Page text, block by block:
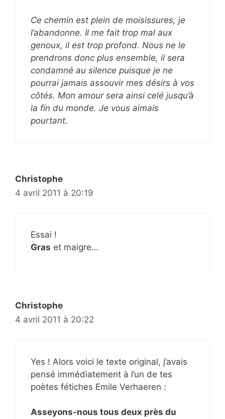
Ce chemin est plein de moisissures, je
l’abandonne. Il me fait trop mal aux
genoux, il est trop profond. Nous ne le
prendrons donc plus ensemble, il sera
condamné au silence puisque je ne
pourrai jamais assouvir mes désirs à vos
côtés. Mon amour sera ainsi celé jusqu’à
la fin du monde. Je vous aimais
pourtant.
Christophe
4 avril 2011 à 20:19
Essai !
Gras et maigre…
Christophe
4 avril 2011 à 20:22
Yes ! Alors voici le texte original, j’avais
pensé immédiatement à l’un de tes
poètes fétiches Emile Verhaeren :
Asseyons-nous tous deux près du